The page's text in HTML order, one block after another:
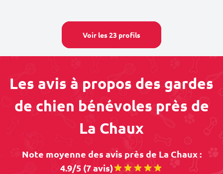
Voir les 23 profils
Les avis à propos des gardes
de chien bénévoles près de
La Chaux
Note moyenne des avis près de La Chaux :
4.9/5 (7 avis)